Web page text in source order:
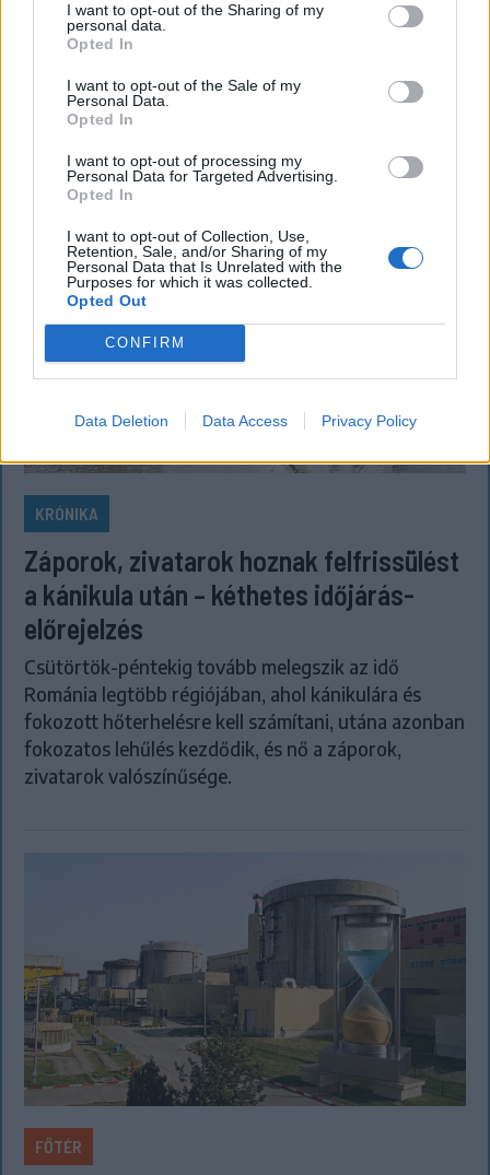
I want to opt-out of the Sharing of my
personal data.
Opted In
I want to opt-out of the Sale of my
Personal Data.
Opted In
I want to opt-out of processing my
Personal Data for Targeted Advertising.
Opted In
I want to opt-out of Collection, Use,
Retention, Sale, and/or Sharing of my
Personal Data that Is Unrelated with the
Purposes for which it was collected.
Opted Out
CONFIRM
Data Deletion Data Access Privacy Policy
Majka életveszélyes fenyegetést kapott, és emiatt
lemondta a sepsiszentgyörgyi SIC Fesztre tervezett
koncertjét. Majka ezt szerdán a Facebook-oldalán
jelentette be.
KRÓNIKA
Záporok, zivatarok hoznak felfrissülést
a kánikula után – kéthetes időjárás-
előrejelzés
Csütörtök-péntekig tovább melegszik az idő
Románia legtöbb régiójában, ahol kánikulára és
fokozott hőterhelésre kell számítani, utána azonban
fokozatos lehűlés kezdődik, és nő a záporok,
zivatarok valószínűsége.
FŐTÉR